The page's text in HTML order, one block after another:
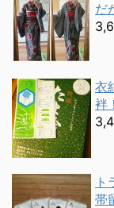
だ
衣
袢
帯